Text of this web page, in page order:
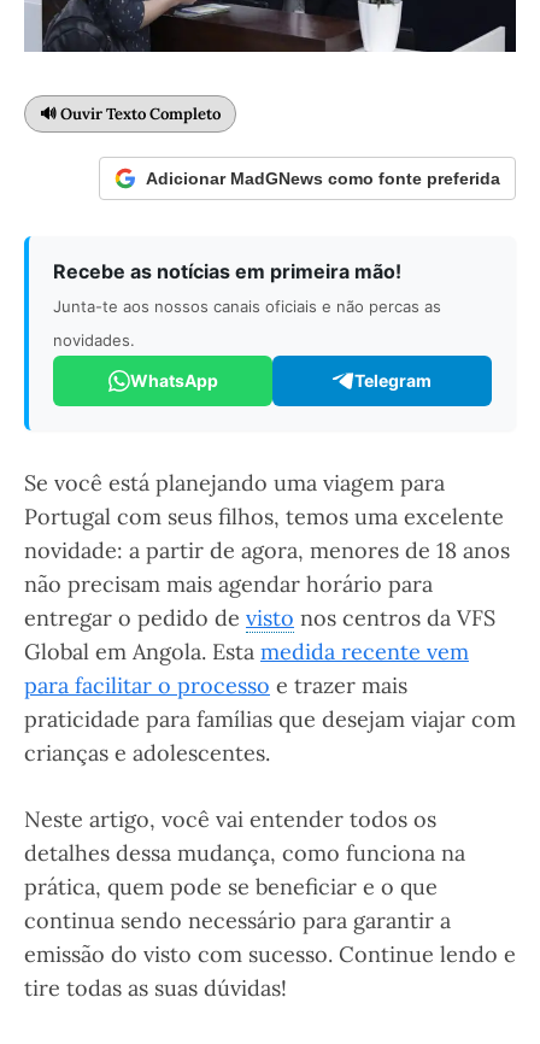
🔊 Ouvir Texto Completo
Adicionar MadGNews como fonte preferida
Recebe as notícias em primeira mão!
Junta-te aos nossos canais oficiais e não percas as
novidades.
WhatsApp Telegram
Se você está planejando uma viagem para
Portugal com seus filhos, temos uma excelente
novidade: a partir de agora, menores de 18 anos
não precisam mais agendar horário para
entregar o pedido de visto nos centros da VFS
Global em Angola. Esta medida recente vem
para facilitar o processo e trazer mais
praticidade para famílias que desejam viajar com
crianças e adolescentes.
Neste artigo, você vai entender todos os
detalhes dessa mudança, como funciona na
prática, quem pode se beneficiar e o que
continua sendo necessário para garantir a
emissão do visto com sucesso. Continue lendo e
tire todas as suas dúvidas!